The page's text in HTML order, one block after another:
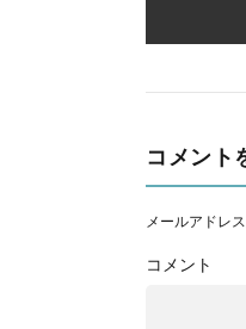
コメント
メールアドレ
コメント